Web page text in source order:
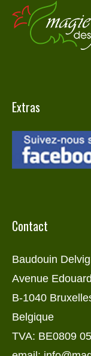
Extras
Contact
Baudouin
Avenue
B-1040
Belgique
TVA: BE0809